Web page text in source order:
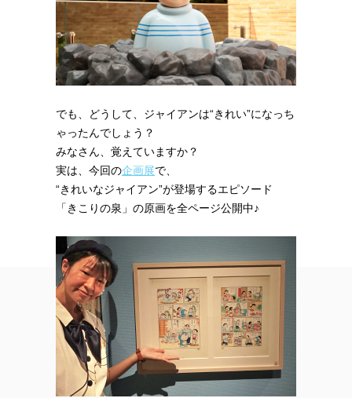
でも、どうして、ジャイアンは“きれい”になっち
ゃったんでしょう？
みなさん、覚えていますか？
実は、今回の企画展で、
“きれいなジャイアン”が登場するエピソード
「きこりの泉」の原画を全ページ公開中♪